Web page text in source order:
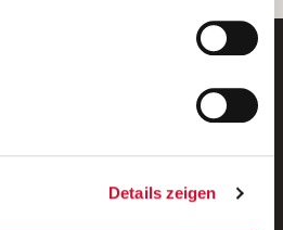
Details zeigen